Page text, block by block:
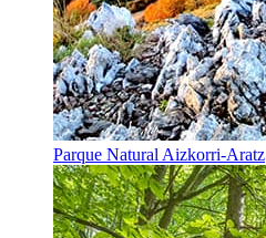
Parque Natural Aizkorri-Aratz